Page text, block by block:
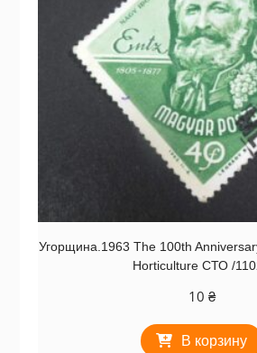
Угорщина.1963 The 100th
Horticulture СТО /
10 ₴
В корзину